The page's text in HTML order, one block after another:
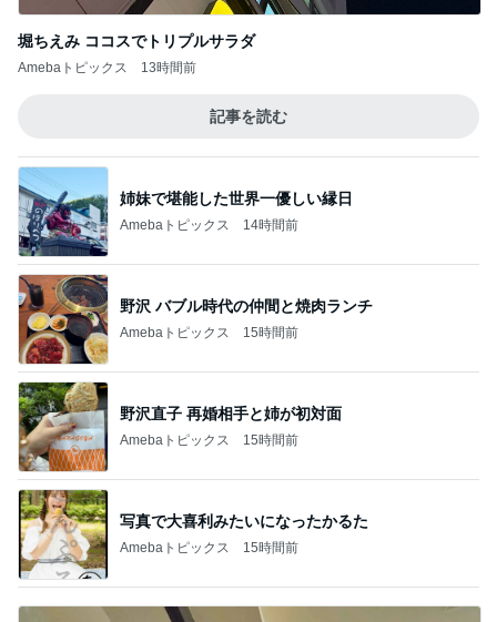
堀ちえみ ココスでトリプルサラダ
Amebaトピックス 13時間前
記事を読む
姉妹で堪能した世界一優しい縁日
Amebaトピックス 14時間前
野沢 バブル時代の仲間と焼肉ランチ
Amebaトピックス 15時間前
野沢直子 再婚相手と姉が初対面
Amebaトピックス 15時間前
写真で大喜利みたいになったかるた
Amebaトピックス 15時間前